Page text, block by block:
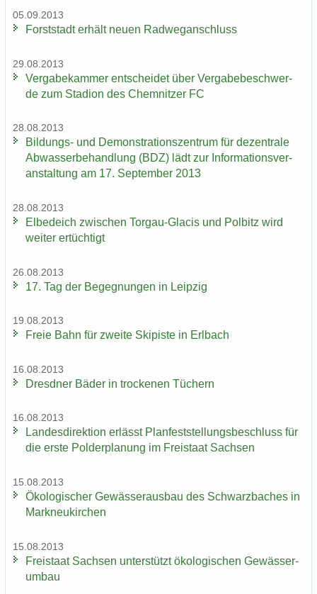
05.09.2013
Forst­stadt er­hält neuen Rad­weg­an­schluss
29.08.2013
Ver­ga­be­kam­mer ent­schei­det über Ver­ga­be­be­schwer­
de zum Sta­di­on des Chem­nit­zer FC
28.08.2013
Bildungs-​ und De­mons­tra­ti­ons­zen­trum für de­zen­tra­le
Ab­was­ser­be­hand­lung (BDZ) lädt zur In­for­ma­ti­ons­ver­
an­stal­tung am 17. Sep­tem­ber 2013
28.08.2013
El­be­deich zwi­schen Torgau-​Glacis und Pol­bitz wird
wei­ter er­tüch­tigt
26.08.2013
17. Tag der Be­geg­nun­gen in Leip­zig
19.08.2013
Freie Bahn für zwei­te Ski­pis­te in Erl­bach
16.08.2013
Dresd­ner Bäder in tro­cke­nen Tü­chern
16.08.2013
Lan­des­di­rek­ti­on er­lässt Plan­fest­stel­lungs­be­schluss für
die erste Pol­der­pla­nung im Frei­staat Sach­sen
15.08.2013
Öko­lo­gi­scher Ge­wäs­ser­aus­bau des Schwarz­ba­ches in
Mark­neu­kir­chen
15.08.2013
Frei­staat Sach­sen un­ter­stützt öko­lo­gi­schen Ge­wäs­ser­
um­bau